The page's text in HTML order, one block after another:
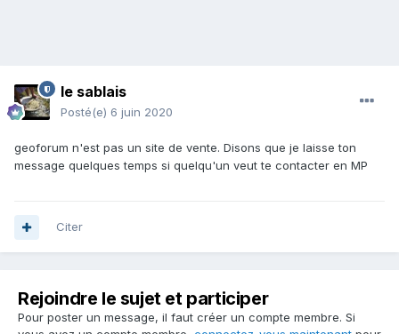
le sablais
Posté(e) 6 juin 2020
geoforum n'est pas un site de vente. Disons que je laisse ton
message quelques temps si quelqu'un veut te contacter en MP
Citer
Rejoindre le sujet et participer
Pour poster un message, il faut créer un compte membre. Si